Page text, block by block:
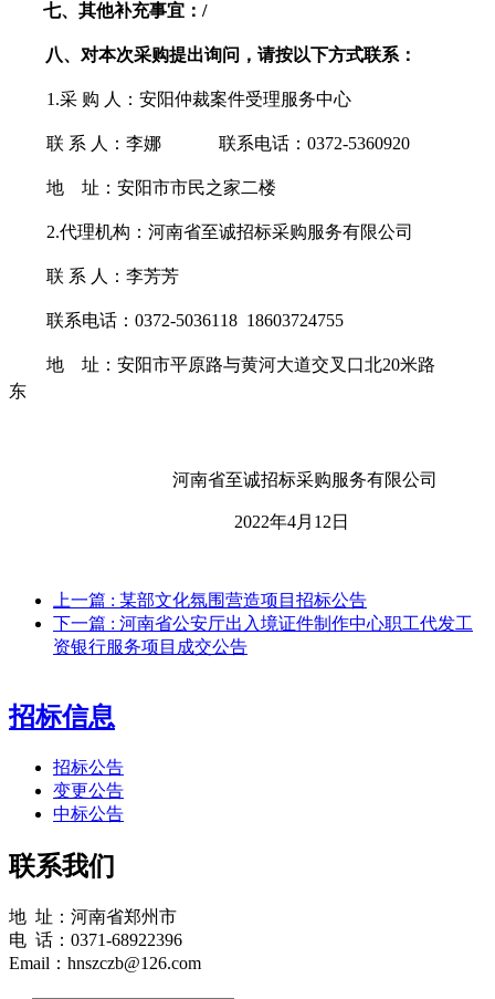
七、其他补充事宜： /
八、对本次采购提出询问，请按以下方式联系：
1.采 购 人： 安阳仲裁案件受理服务中心
联 系 人： 李娜 联系电话： 0372-5360920
地 址： 安阳市市民之家二楼
2.代理机构：河南省至诚招标采购服务有限公司
联 系 人：李芳芳
联系电话： 0372-5036118 18603724755
地 址：安阳市平原路与黄河大道交叉口北20米路
东
河南省至诚招标采购服务有限公司
2022年4月 12 日
上一篇 : 某部文化氛围营造项目招标公告
下一篇 : 河南省公安厅出入境证件制作中心职工代发工
资银行服务项目成交公告
招标信息
招标公告
变更公告
中标公告
联系我们
地 址：河南省郑州市
电 话：0371-68922396
Email：hnszczb@126.com